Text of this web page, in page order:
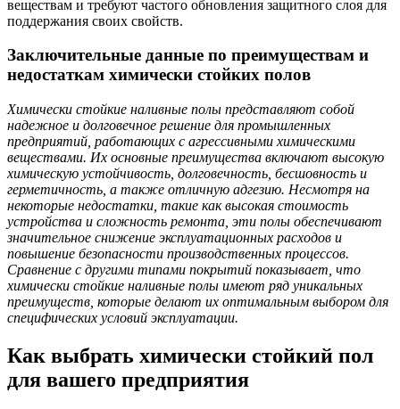
веществам и требуют частого обновления защитного слоя для
поддержания своих свойств.
Заключительные данные по преимуществам и
недостаткам химически стойких полов
Химически стойкие наливные полы представляют собой
надежное и долговечное решение для промышленных
предприятий, работающих с агрессивными химическими
веществами. Их основные преимущества включают высокую
химическую устойчивость, долговечность, бесшовность и
герметичность, а также отличную адгезию. Несмотря на
некоторые недостатки, такие как высокая стоимость
устройства и сложность ремонта, эти полы обеспечивают
значительное снижение эксплуатационных расходов и
повышение безопасности производственных процессов.
Сравнение с другими типами покрытий показывает, что
химически стойкие наливные полы имеют ряд уникальных
преимуществ, которые делают их оптимальным выбором для
специфических условий эксплуатации.
Как выбрать химически стойкий пол
для вашего предприятия